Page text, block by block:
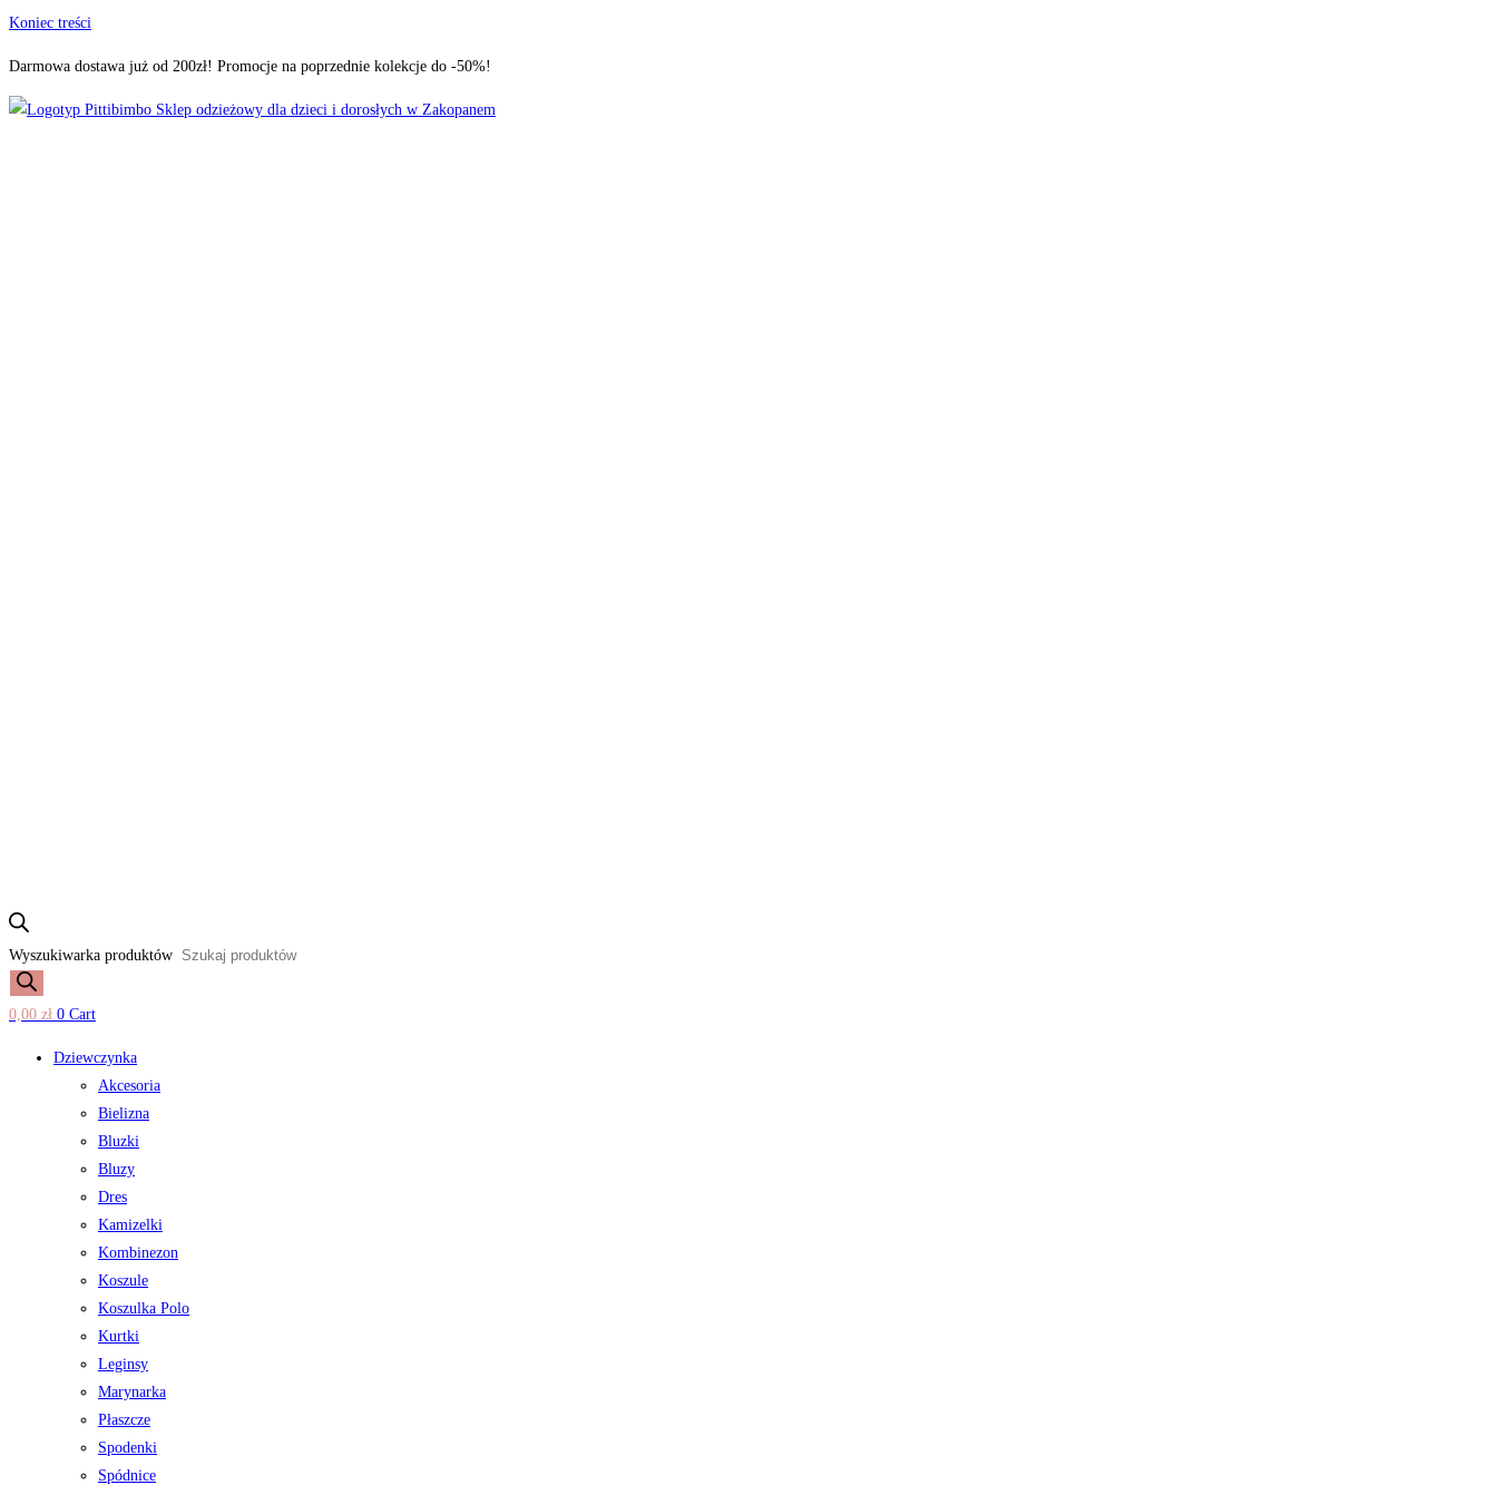
Koniec treści
Darmowa dostawa już od 200zł! Promocje na poprzednie kolekcje do -50%!
Wyszukiwarka produktów
0,00 zł 0 Cart
Dziewczynka
Akcesoria
Bielizna
Bluzki
Bluzy
Dres
Kamizelki
Kombinezon
Koszule
Koszulka Polo
Kurtki
Leginsy
Marynarka
Płaszcze
Spodenki
Spódnice